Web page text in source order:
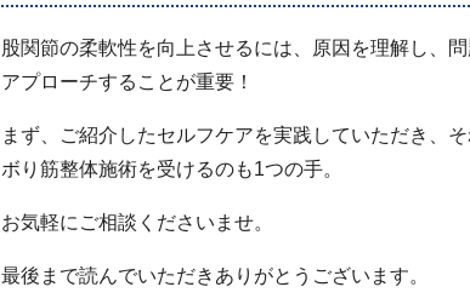
股関節の柔軟性を向上させるには、原因を理解し、
アプローチすることが重要！
まず、ご紹介したセルフケアを実践していただき、
ボり筋整体施術を受けるのも1つの手。
お気軽にご相談くださいませ。
最後まで読んでいただきありがとうございます。